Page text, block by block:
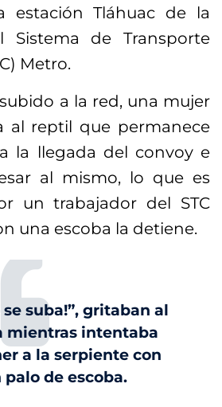
estación Tláhuac de la
Sistema de Transporte
Metro.
a la red, una mujer
al reptil que permanece
la llegada del convoy e
al mismo, lo que es
un trabajador del STC
una escoba la detiene.
se suba!”, gritaban al
mientras intentaba
a la serpiente con
palo de escoba.